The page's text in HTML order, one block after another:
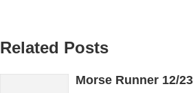
Related Posts
Morse Runner 12/23